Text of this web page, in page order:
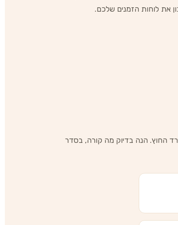
את לוחות הזמנים שלכם.
החוץ. הנה בדיוק מה קורה, בסדר